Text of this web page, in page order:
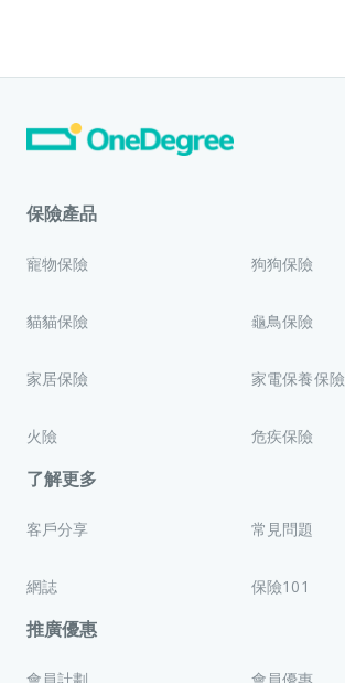
保險產品
寵物保險 狗狗保險
貓貓保險 龜鳥保險
家居保險 家電保養保險
火險 危疾保險
了解更多
客戶分享 常見問題
網誌 保險101
推廣優惠